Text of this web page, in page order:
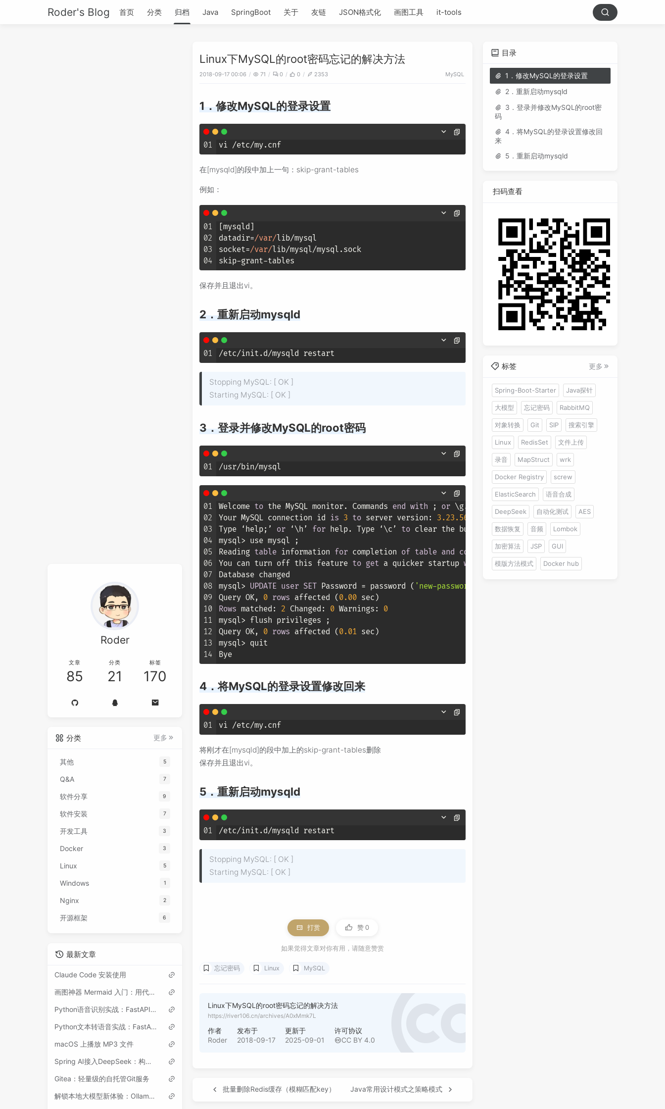
Roder's Blog 首页 分类 归档 Java SpringBoot 关于 友链 JSON格式化 画图工具 it-tools
Linux下MySQL的root密码忘记的解决方法
2018-09-17 00:06 71 0 0 2353 MySQL
1．修改MySQL的登录设置
01
在[mysqld]的段中加上一句：skip-grant-tables
例如：
01
02
03
04
[mysqld]
datadir=/var/lib/mysql
socket=/var/lib/mysql/mysql. sock
保存并且退出vi。
2．重新启动mysqld
01
Stopping MySQL: [ OK ]
Starting MySQL: [ OK ]
3．登录并修改MySQL的root密码
01
01
02
03
04
05
06
07
08
09
10
11
12
13
14
Welcome to the MySQL monitor. Commands end with ; or \g.
Your MySQL connection id is 3 to server version: 3.23 .56
Type ‘help;’ or ‘\h’ for help. Type ‘\c’ to clear the buffer.
mysql> use mysql ;
Reading table information for completion of table and column
names
You can turn off this feature to get a quicker startup with
A
Database changed
mysql> UPDATE user SET Password = password ( 'new-password'
Query OK, 0 rows affected ( 0.00
Rows matched: 2 Changed: 0 Warnings: 0
mysql> flush privileges ;
Query OK, 0 rows affected ( 0.01 sec)
mysql> quit
4．将MySQL的登录设置修改回来
01
将刚才在[mysqld]的段中加上的skip-grant-tables删除
保存并且退出vi。
5．重新启动mysqld
01
Stopping MySQL: [ OK ]
Starting MySQL: [ OK ]
打赏 赞 0
如果觉得文章对你有用，请随意赞赏
忘记密码 Linux MySQL
Linux下MySQL的root密码忘记的解决方法
https://river106.cn/archives/A0xMmk7L
作者
Roder
发布于
2018-09-17
更新于
2025-09-01
许可协议
CC BY 4.0
批量删除Redis缓存（模糊匹配key） Java常用设计模式之策略模式
Roder
文章
85
分类
21
标签
170
分类 更多
其他 5
Q&A 7
软件分享 9
软件安装 7
开发工具 3
Docker 3
Linux 5
Windows 1
Nginx 2
开源框架 6
最新文章
Claude Code 安装使用
画图神器 Mermaid 入门：用代码画流程图、时序图等各类图表
Python语音识别实战：FastAPI + Whisper ASR开发指南
Python文本转语音实战：FastAPI + Edge-TTS开发指南
macOS 上播放 MP3 文件
Spring AI接入DeepSeek：构建你的第一个AI应用
Gitea：轻量级的自托管Git服务
解锁本地大模型新体验：Ollama 介绍、安装与使用
目录
1．修改MySQL的登录设置
2．重新启动mysqld
3．登录并修改MySQL的root密
码
4．将MySQL的登录设置修改回
来
5．重新启动mysqld
扫码查看
标签 更多
Spring-Boot-Starter Java探针
大模型 忘记密码 RabbitMQ
对象转换 Git SIP 搜索引擎
Linux RedisSet 文件上传
录音 MapStruct wrk
Docker Registry screw
ElasticSearch 语音合成
DeepSeek 自动化测试 AES
数据恢复 音频 Lombok
加密算法 JSP GUI
模版方法模式 Docker hub